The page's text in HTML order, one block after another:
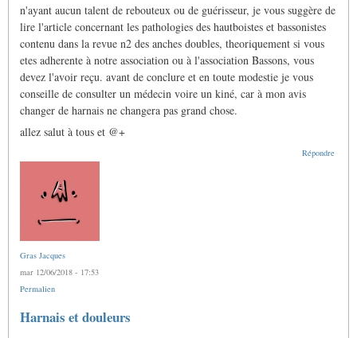
n'ayant aucun talent de rebouteux ou de guérisseur, je vous suggère de
lire l'article concernant les pathologies des hautboistes et bassonistes
contenu dans la revue n2 des anches doubles, theoriquement si vous
etes adherente à notre association ou à l'association Bassons, vous
devez l'avoir reçu. avant de conclure et en toute modestie je vous
conseille de consulter un médecin voire un kiné, car à mon avis
changer de harnais ne changera pas grand chose.
allez salut à tous et @+
Répondre
Gras Jacques
mar 12/06/2018 - 17:53
Permalien
Harnais et douleurs